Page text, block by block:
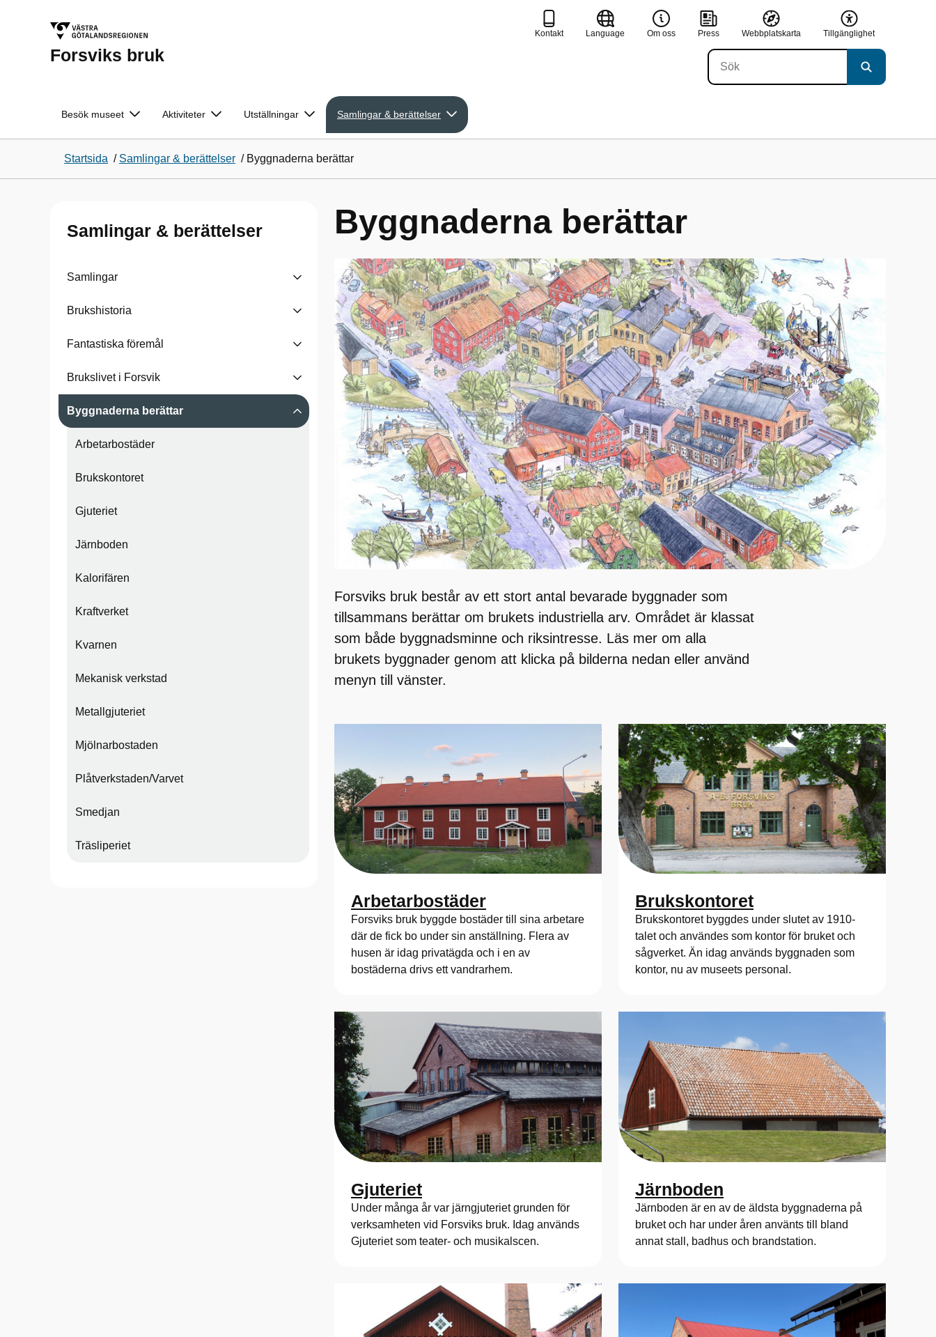
Forsviks bruk
Kontakt Language Om oss Press Webbplatskarta Tillgänglighet
Besök museet Aktiviteter Utställningar Samlingar & berättelser
Startsida / Samlingar & berättelser / Byggnaderna berättar
Samlingar & berättelser
Samlingar
Brukshistoria
Fantastiska föremål
Brukslivet i Forsvik
Byggnaderna berättar
Arbetarbostäder
Brukskontoret
Gjuteriet
Järnboden
Kalorifären
Kraftverket
Kvarnen
Mekanisk verkstad
Metallgjuteriet
Mjölnarbostaden
Plåtverkstaden/Varvet
Smedjan
Träsliperiet
Byggnaderna berättar
Forsviks bruk består av ett stort antal bevarade byggnader som
tillsammans berättar om brukets industriella arv. Området är klassat
som både byggnadsminne och riksintresse. Läs mer om alla
brukets byggnader genom att klicka på bilderna nedan eller använd
menyn till vänster.
Arbetarbostäder
Forsviks bruk byggde bostäder till sina arbetare
där de fick bo under sin anställning. Flera av
husen är idag privatägda och i en av
bostäderna drivs ett vandrarhem.
Brukskontoret
Brukskontoret byggdes under slutet av 1910-
talet och användes som kontor för bruket och
sågverket. Än idag används byggnaden som
kontor, nu av museets personal.
Gjuteriet
Under många år var järngjuteriet grunden för
verksamheten vid Forsviks bruk. Idag används
Gjuteriet som teater- och musikalscen.
Järnboden
Järnboden är en av de äldsta byggnaderna på
bruket och har under åren använts till bland
annat stall, badhus och brandstation.